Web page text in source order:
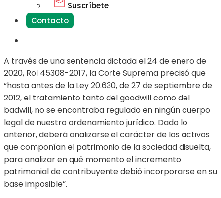
Suscríbete
Contacto
A través de una sentencia dictada el 24 de enero de
2020, Rol 45308-2017, la Corte Suprema precisó que
“hasta antes de la Ley 20.630, de 27 de septiembre de
2012, el tratamiento tanto del goodwill como del
badwill, no se encontraba regulado en ningún cuerpo
legal de nuestro ordenamiento jurídico. Dado lo
anterior, deberá analizarse el carácter de los activos
que componían el patrimonio de la sociedad disuelta,
para analizar en qué momento el incremento
patrimonial de contribuyente debió incorporarse en su
base imposible”.